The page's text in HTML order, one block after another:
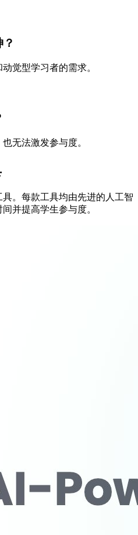
觉型学习者的需求。
无法激发参与度。
。每款工具均由先进的人工智
并提高学生参与度。